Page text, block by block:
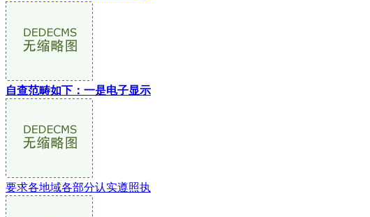
自查范畴如下：一是电子显示
要求各地域各部分认实遵照执